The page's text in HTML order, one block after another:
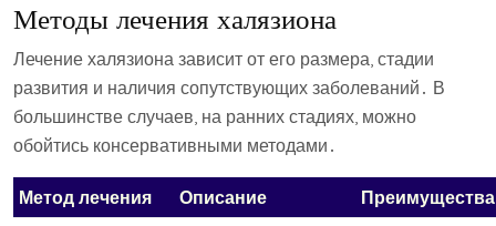
Методы лечения халязиона
Лечение халязиона зависит от его размера, стадии
развития и наличия сопутствующих заболеваний․ В
большинстве случаев, на ранних стадиях, можно
обойтись консервативными методами․
Метод лечения Описание Преимущества